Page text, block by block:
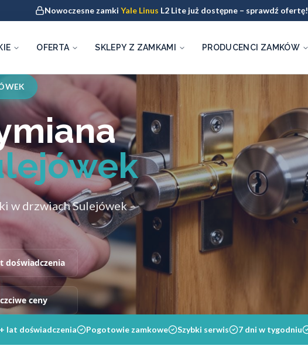
Nowoczesne zamki Yale Linus L2 Lite już dostępne – sprawdź ofertę!
OFERTA SKLEPY Z ZAMKAMI PRODUCENCI ZAMKÓW
w drzwiach Sulejówek –
doświadczenia
ceny
lat doświadczenia Pogotowie zamkowe Szybki serwis 7 dni w tygodniu